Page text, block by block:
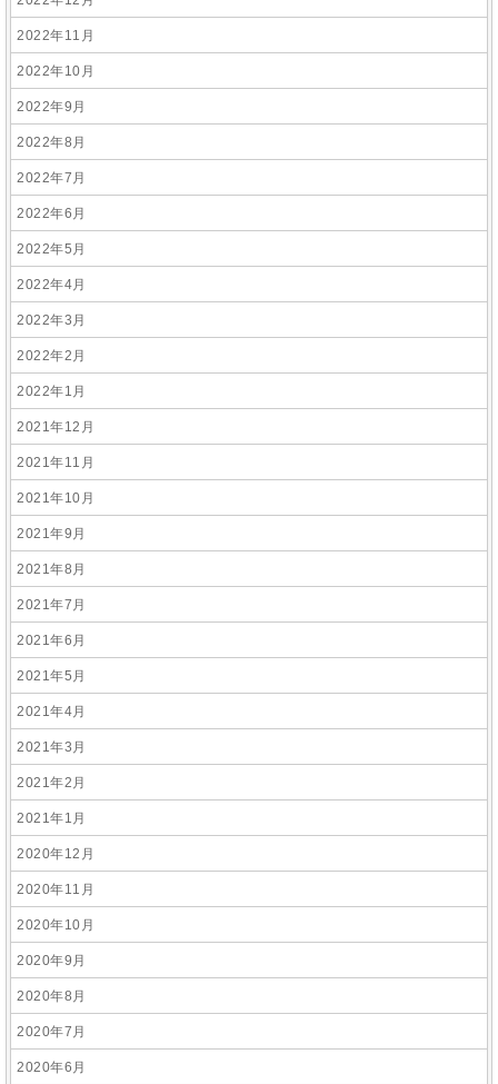
2022年11月
2022年10月
2022年9月
2022年8月
2022年7月
2022年6月
2022年5月
2022年4月
2022年3月
2022年2月
2022年1月
2021年12月
2021年11月
2021年10月
2021年9月
2021年8月
2021年7月
2021年6月
2021年5月
2021年4月
2021年3月
2021年2月
2021年1月
2020年12月
2020年11月
2020年10月
2020年9月
2020年8月
2020年7月
2020年6月